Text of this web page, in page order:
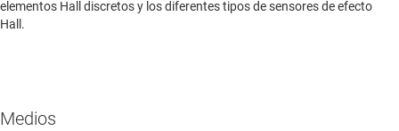
elementos Hall discretos y los diferentes tipos de sensores de efecto
Hall.
Medios